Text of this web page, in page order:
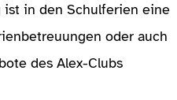
ist in den Schulferien eine
oder auch
des Alex-Clubs